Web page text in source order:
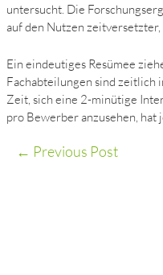
untersucht. Die
auf den Nutzen
Ein eindeutiges Resümee
Fachabteilungen sind zeitlich
Zeit, sich eine 2-minütige
pro Bewerber anzusehen, hat
← Previous Post